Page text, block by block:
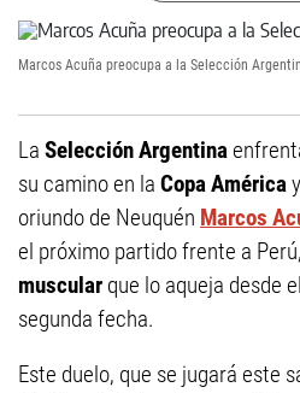
Marcos Acuña preocupa a la Selección
La Selección Argentina
su camino en la Copa América
oriundo de Neuquén Marcos
el próximo partido frente a
muscular que lo aqueja desde
segunda fecha.
Este duelo, que se jugará este